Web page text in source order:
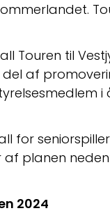
Touren til
af
i
for
planen
2024